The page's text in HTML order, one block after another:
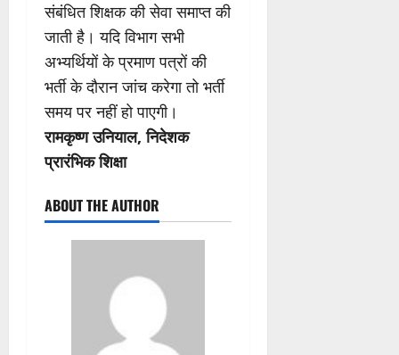
संबंधित शिक्षक की सेवा समाप्त की
जाती है। यदि विभाग सभी
अभ्यर्थियों के प्रमाण पत्रों की
भर्ती के दौरान जांच करेगा तो भर्ती
समय पर नहीं हो पाएगी।
रामकृष्ण उनियाल, निदेशक
प्रारंभिक शिक्षा
ABOUT THE AUTHOR